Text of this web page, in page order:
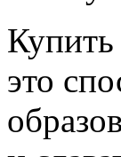
это